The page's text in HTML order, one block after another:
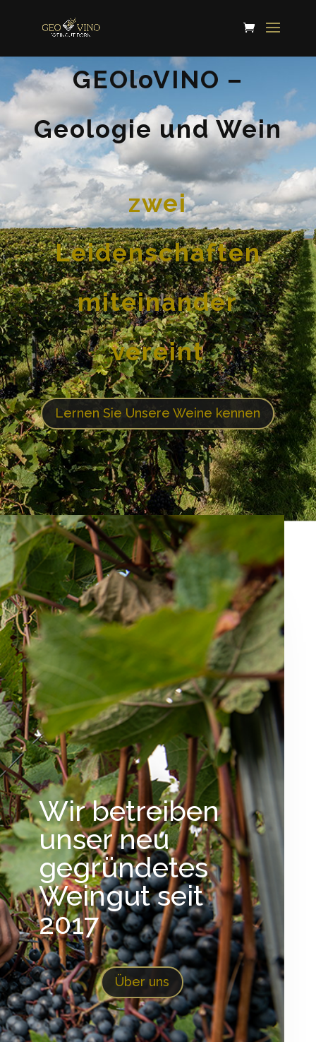
GEOloVINO –
Geologie und Wein
zwei
Leidenschaften
miteinander
vereint
Lernen Sie Unsere Weine kennen
Wir betreiben
unser neu
gegründetes
Weingut seit
2017
Über uns